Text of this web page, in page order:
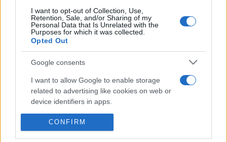
I want to opt-out of Collection, Use,
Retention, Sale, and/or Sharing of my
Personal Data that Is Unrelated with the
Purposes for which it was collected.
Opted Out
Google consents
I want to allow Google to enable storage
related to advertising like cookies on web or
device identifiers in apps.
I want to allow my user data to be sent to
Google for online advertising purposes.
CONFIRM
FELÚJÍTÁS HÍREK KOMLÓ